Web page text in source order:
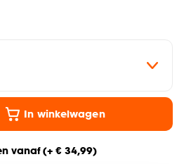
In winkelwagen
vanaf (+ € 34,99)